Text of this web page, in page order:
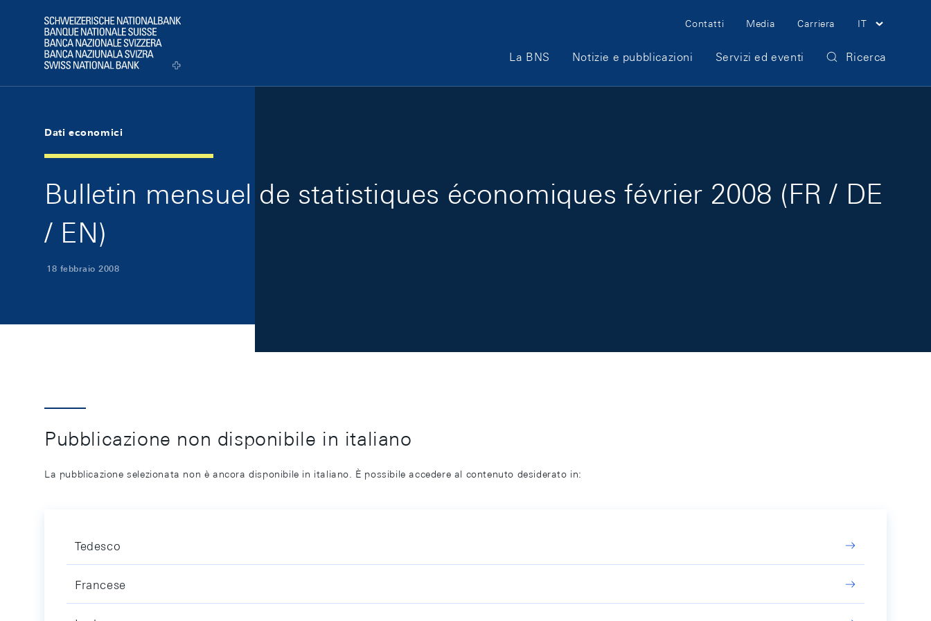
Logo
Meta Navigation
Contatti Media Carriera IT
Main Navigation
La BNS Notizie e pubblicazioni Servizi ed eventi Ricerca
Dati economici
Bulletin mensuel de statistiques économiques février 2008 (FR / DE
/ EN)
18 febbraio 2008
Pubblicazione non disponibile in italiano
La pubblicazione selezionata non è ancora disponibile in italiano. È possibile accedere al contenuto desiderato in:
Tedesco
Francese